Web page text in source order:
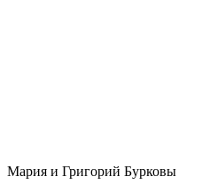
Мария и Григорий Бурковы